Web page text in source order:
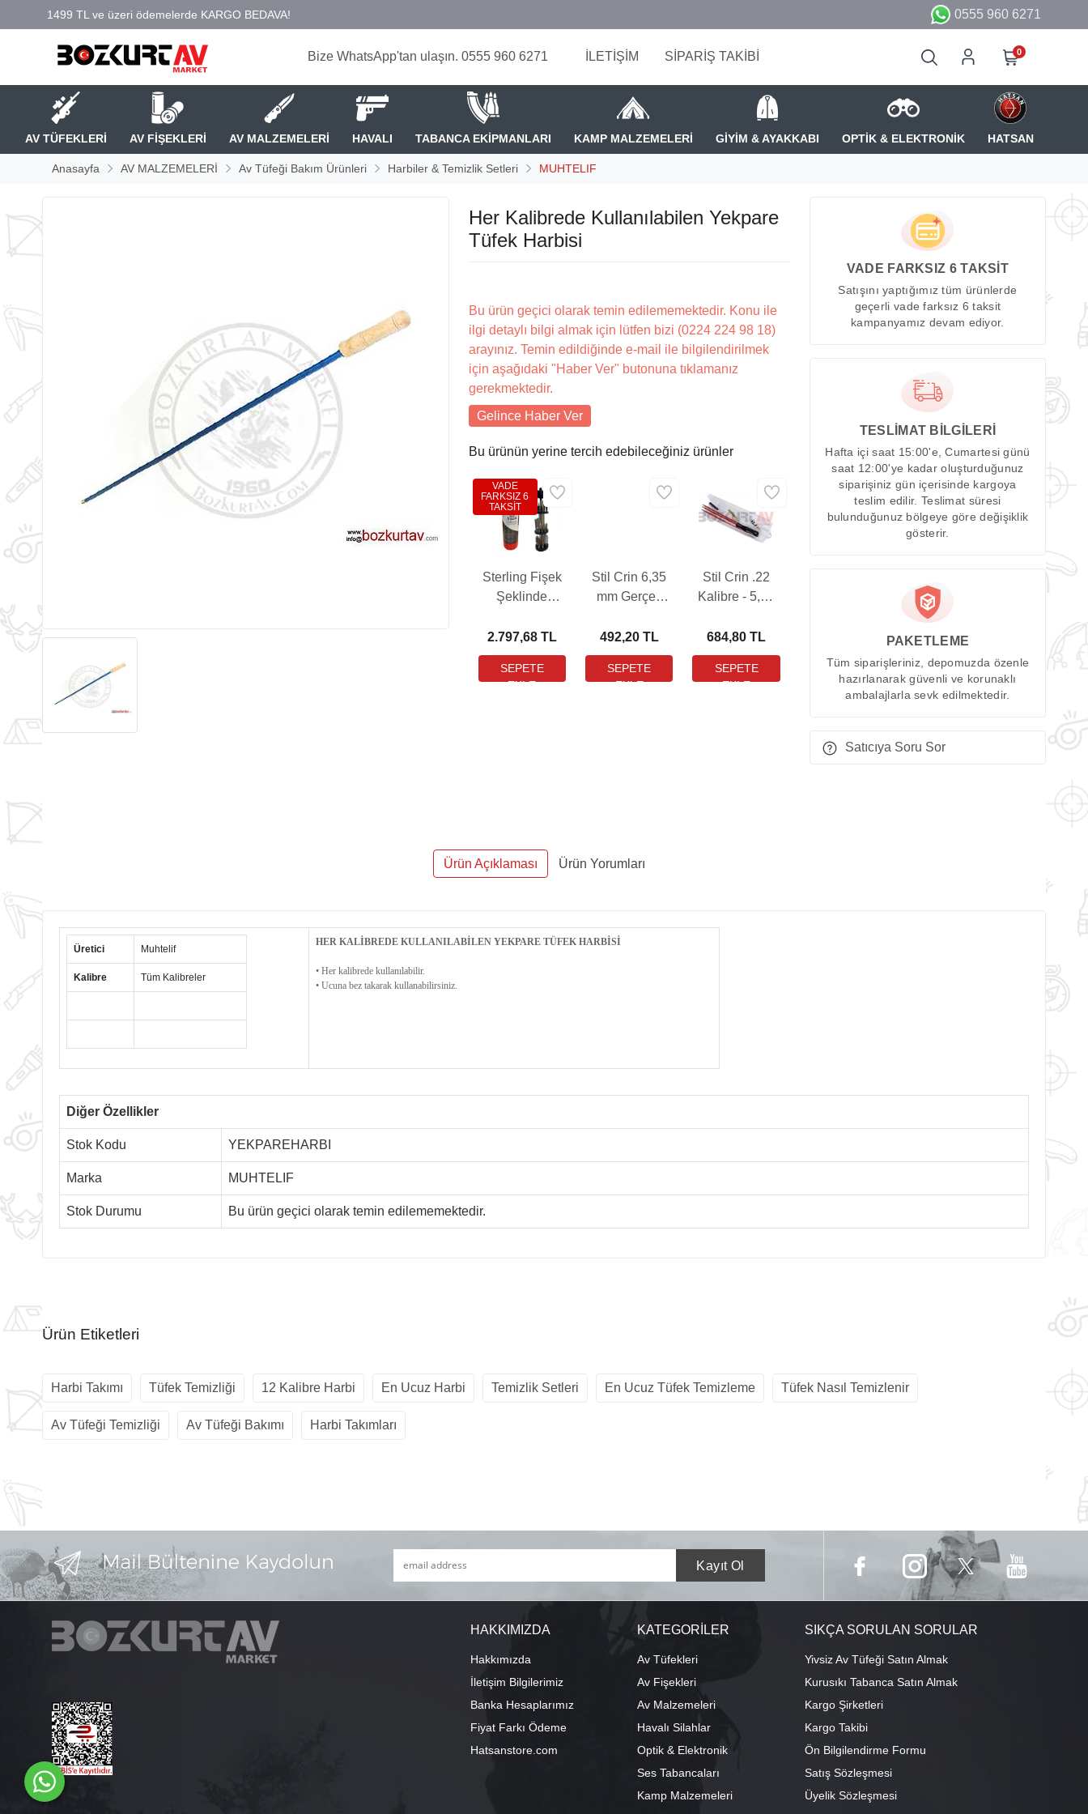
0555 960 6271
Bize WhatsApp'tan ulaşın. 0555 960 6271 İLETİŞİM SİPARİŞ TAKİBİ 0
AV TÜFEKLERİ AV FİŞEKLERİ AV MALZEMELERİ HAVALI TABANCA EKİPMANLARI KAMP MALZEMELERİ GİYİM & AYAKKABI OPTİK & ELEKTRONİK HATSAN
Anasayfa AV MALZEMELERİ Av Tüfeği Bakım Ürünleri Harbiler & Temizlik Setleri MUHTELIF
Her Kalibrede Kullanılabilen Yekpare
Tüfek Harbisi
Bu ürün geçici olarak temin edilememektedir. Konu ile
ilgi detaylı bilgi almak için lütfen bizi (0224 224 98 18)
arayınız. Temin edildiğinde e-mail ile bilgilendirilmek
için aşağıdaki "Haber Ver" butonuna tıklamanız
gerekmektedir.
Gelince Haber Ver
Bu ürünün yerine tercih edebileceğiniz ürünler
Sterling Fişek
Şeklinde
Harbi Takımı
Seti (Tüm
Kalibreler)
2.797,68 TL
VADE
FARKSIZ 6
TAKSİT
Stil Crin 6,35
mm Gerçek
Takımı
(Vakumlu)
492,20 TL
Stil Crin .22
Kalibre - 5,56
Tüfek &
Tabanca
Takımı (Kutulu)
684,80 TL
VADE FARKSIZ 6 TAKSİT
Satışını yaptığımız tüm ürünlerde
geçerli vade farksız 6 taksit
kampanyamız devam ediyor.
TESLİMAT BİLGİLERİ
Hafta içi saat 15:00'e, Cumartesi günü
saat 12:00'ye kadar oluşturduğunuz
siparişiniz gün içerisinde kargoya
teslim edilir. Teslimat süresi
bulunduğunuz bölgeye göre değişiklik
gösterir.
PAKETLEME
Tüm siparişleriniz, depomuzda özenle
hazırlanarak güvenli ve korunaklı
ambalajlarla sevk edilmektedir.
Satıcıya Soru Sor
Ürün Açıklaması Ürün Yorumları
Üretici Muhtelif
Kalibre Tüm Kalibreler
HER KALİBREDE KULLANILABİLEN YEKPARE TÜFEK HARBİSİ
• Her kalibrede kullanılabilir.
• Ucuna bez takarak kullanabilirsiniz.
Diğer Özellikler
Stok Kodu YEKPAREHARBI
Marka MUHTELIF
Stok Durumu Bu ürün geçici olarak temin edilememektedir.
Ürün Etiketleri
Harbi Takımı Tüfek Temizliği 12 Kalibre Harbi En Ucuz Harbi Temizlik Setleri En Ucuz Tüfek Temizleme Tüfek Nasıl Temizlenir
Av Tüfeği Temizliği Av Tüfeği Bakımı Harbi Takımları
HAKKIMIZDA
Hakkımızda
İletişim Bilgilerimiz
Banka Hesaplarımız
Fiyat Farkı Ödeme
Hatsanstore.com
KATEGORİLER
Av Tüfekleri
Av Fişekleri
Av Malzemeleri
Havalı Silahlar
Optik & Elektronik
Ses Tabancaları
Kamp Malzemeleri
SIKÇA SORULAN SORULAR
Yivsiz Av Tüfeği Satın Almak
Kurusıkı Tabanca Satın Almak
Kargo Şirketleri
Kargo Takibi
Ön Bilgilendirme Formu
Satış Sözleşmesi
Üyelik Sözleşmesi